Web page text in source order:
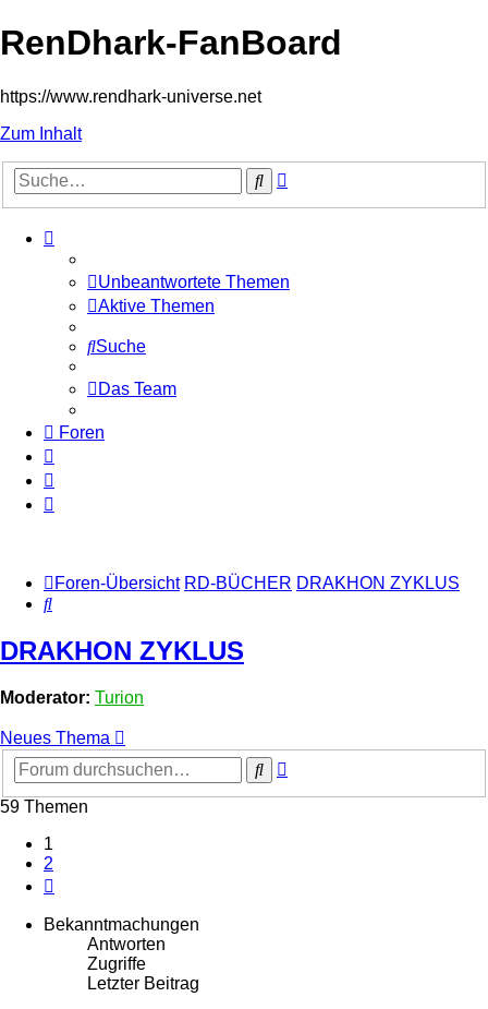
RenDhark-FanBoard
https://www.rendhark-universe.net
Zum Inhalt
Suche
Unbeantwortete Themen
Aktive Themen
Suche
Das Team
Foren
Foren-Übersicht RD-BÜCHER DRAKHON ZYKLUS
Suche
DRAKHON ZYKLUS
Moderator: Turion
Neues Thema
Suche
59 Themen
1
2
Bekanntmachungen
Antworten
Zugriffe
Letzter Beitrag